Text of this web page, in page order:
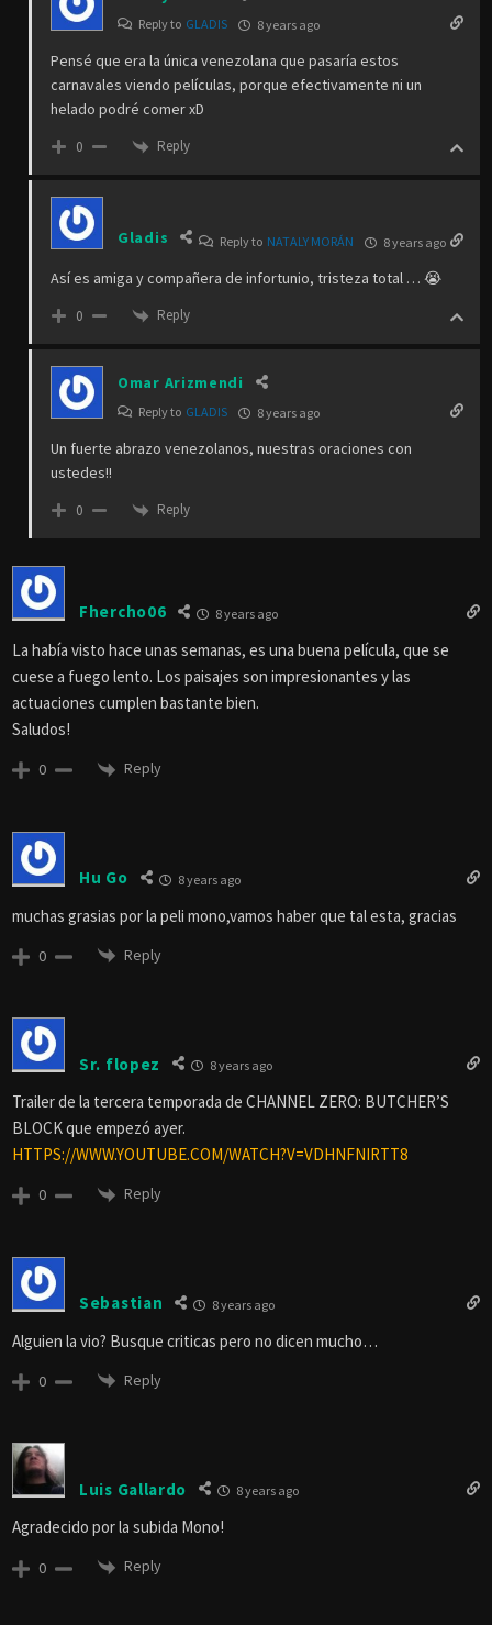
Reply to GLADIS 8 years ago
Pensé que era la única venezolana que pasaría estos
carnavales viendo películas, porque efectivamente ni un
helado podré comer xD
0 Reply
Gladis Reply to NATALY MORÁN 8 years ago
Así es amiga y compañera de infortunio, tristeza total … 😭
0 Reply
Omar Arizmendi
Reply to GLADIS 8 years ago
Un fuerte abrazo venezolanos, nuestras oraciones con
ustedes!!
0 Reply
Fhercho06 8 years ago
La había visto hace unas semanas, es una buena película, que se
cuese a fuego lento. Los paisajes son impresionantes y las
actuaciones cumplen bastante bien.
Saludos!
0 Reply
Hu Go 8 years ago
muchas grasias por la peli mono,vamos haber que tal esta, gracias
0 Reply
Sr. flopez 8 years ago
Trailer de la tercera temporada de CHANNEL ZERO: BUTCHER’S
BLOCK que empezó ayer.
HTTPS://WWW.YOUTUBE.COM/WATCH?V=VDHNFNIRTT8
0 Reply
Sebastian 8 years ago
Alguien la vio? Busque criticas pero no dicen mucho…
0 Reply
Luis Gallardo 8 years ago
Agradecido por la subida Mono!
0 Reply